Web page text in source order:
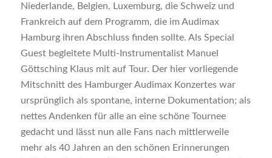
Niederlande, Belgien, Luxemburg, die Schweiz und
Frankreich auf dem Programm, die im Audimax
Hamburg ihren Abschluss finden sollte. Als Special
Guest begleitete Multi-Instrumentalist Manuel
Göttsching Klaus mit auf Tour. Der hier vorliegende
Mitschnitt des Hamburger Audimax Konzertes war
ursprünglich als spontane, interne Dokumentation; als
nettes Andenken für alle an eine schöne Tournee
gedacht und lässt nun alle Fans nach mittlerweile
mehr als 40 Jahren an den schönen Erinnerungen